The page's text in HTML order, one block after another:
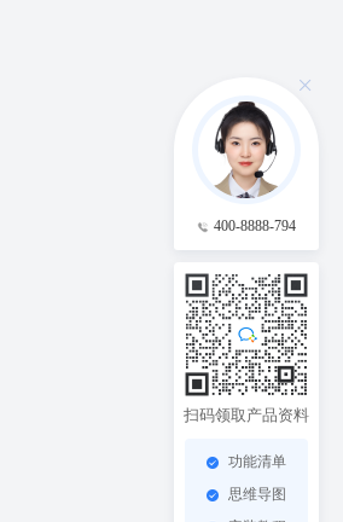
400-8888-794
扫码领取产品资料
功能清单
思维导图